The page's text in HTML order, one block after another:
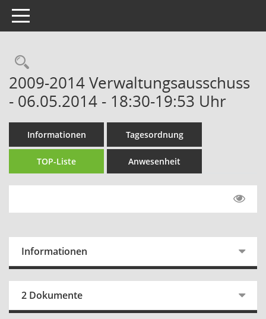
Toggle navigation
Rechercheauswahl
2009-2014 Verwaltungsausschuss
- 06.05.2014 - 18:30-19:53 Uhr
Informationen Tagesordnung
TOP-Liste Anwesenheit
Informationen
2 Dokumente